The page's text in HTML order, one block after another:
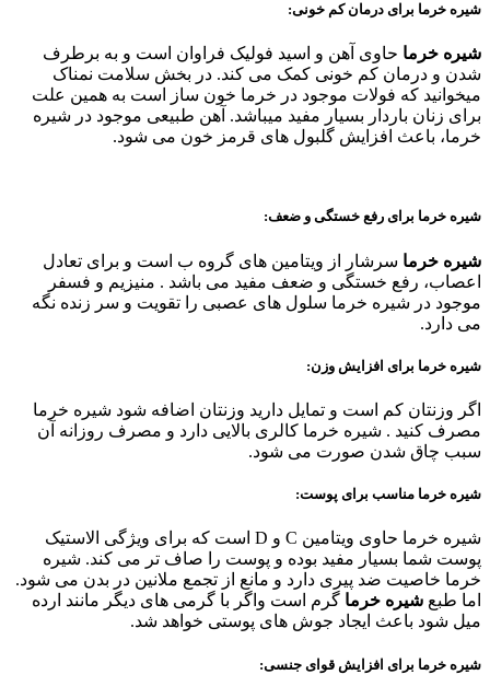
شیره خرما برای درمان کم خونی:
شیره خرما حاوی آهن و اسید فولیک فراوان است و به برطرف
شدن و درمان کم خونی کمک می کند. در بخش سلامت نمناک
میخوانید که فولات موجود در خرما خون ساز است به همین علت
برای زنان باردار بسیار مفید میباشد. آهن طبیعی موجود در شیره
خرما، باعث افزایش گلبول های قرمز خون می شود.
شیره خرما برای رفع خستگی و ضعف:
شیره خرما سرشار از ویتامین های گروه ب است و برای تعادل
اعصاب، رفع خستگی و ضعف مفید می باشد . منیزیم و فسفر
موجود در شیره خرما سلول های عصبی را تقویت و سر زنده نگه
می دارد.
شیره خرما برای افزایش وزن:
اگر وزنتان کم است و تمایل دارید وزنتان اضافه شود شیره خرما
مصرف کنید . شیره خرما کالری بالایی دارد و مصرف روزانه آن
سبب چاق شدن صورت می شود.
شیره خرما مناسب برای پوست:
شیره خرما حاوی ویتامین C و D است که برای ویژگی الاستیک
پوست شما بسیار مفید بوده و پوست را صاف تر می کند. شیره
خرما خاصیت ضد پیری دارد و مانع از تجمع ملانین در بدن می شود.
اما طبع شیره خرما گرم است واگر با گرمی های دیگر مانند ارده
میل شود باعث ایجاد جوش های پوستی خواهد شد.
شیره خرما برای افزایش قوای جنسی: